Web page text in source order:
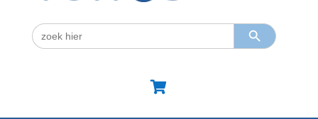
Zoek
naar:
Zoekknop
